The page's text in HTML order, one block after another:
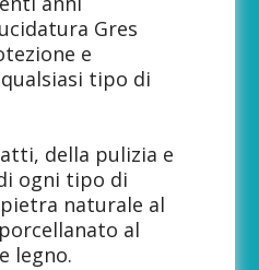
Gres
e
tipo di
della pulizia e
ogni tipo di
naturale al
al
legno.